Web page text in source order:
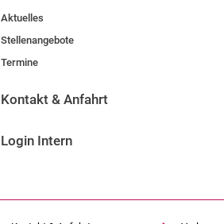
Aktuelles
Stellenangebote
Termine
Kontakt & Anfahrt
Login Intern